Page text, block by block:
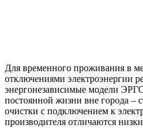
Для временного проживания в
отключениями электроэнергии
энергонезависимые модели
постоянной жизни вне города –
очистки с подключением к
производителя отличаются